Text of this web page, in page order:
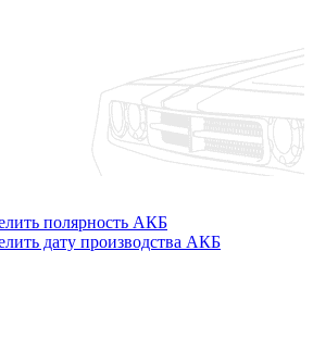
полярность АКБ
дату производства АКБ